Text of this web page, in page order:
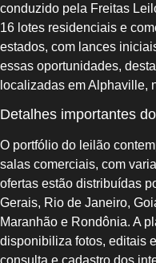
conduzido pela Freitas
16 lotes residenciais e
estados, com lances
essas oportunidades,
localizadas em Alphaville,
Detalhes importantes
O portfólio do leilão
salas comerciais, com
ofertas estão distribuídas
Gerais, Rio de Janeiro,
Maranhão e Rondônia. A
disponibiliza fotos, editais
consulta e cadastro dos